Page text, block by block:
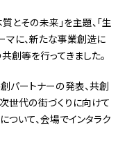
とその未来」を主題、「生
ーマに、新たな事業創造に
創等を行ってきました。
創パートナーの発表、共創
世代の街づくりに向けて
ついて、会場でインタラク